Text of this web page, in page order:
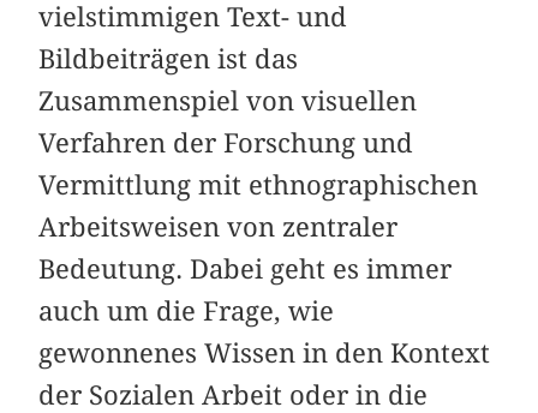
vielstimmigen Text- und
Bildbeiträgen ist das
Zusammenspiel von visuellen
Verfahren der Forschung und
Vermittlung mit ethnographischen
Arbeitsweisen von zentraler
Bedeutung. Dabei geht es immer
auch um die Frage, wie
gewonnenes Wissen in den Kontext
der Sozialen Arbeit oder in die